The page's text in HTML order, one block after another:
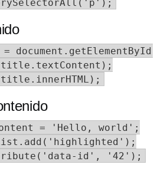
= 'Hello, world';
id', '42');